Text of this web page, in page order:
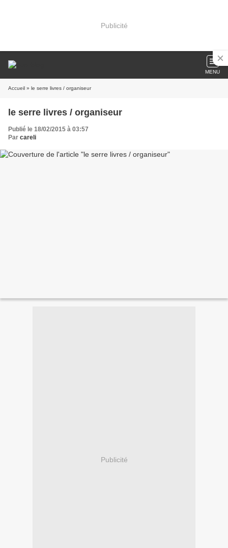
Publicité
MENU
Accueil » le serre livres / organiseur
le serre livres / organiseur
Publié le 18/02/2015 à 03:57
Par careli
Publicité